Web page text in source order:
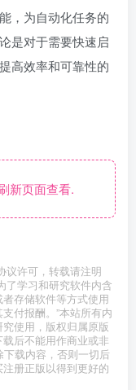
，为自动化任务的
是对于需要快速启
高效率和可靠性的
新页面查看.
议许可，转载请注明
了学习和研究软件内含
存储软件等方式使用
付报酬。”本站所有内
使用，版权归属原版
后不能用作商业或非
载内容，否则一切后
册正版以得到更好的